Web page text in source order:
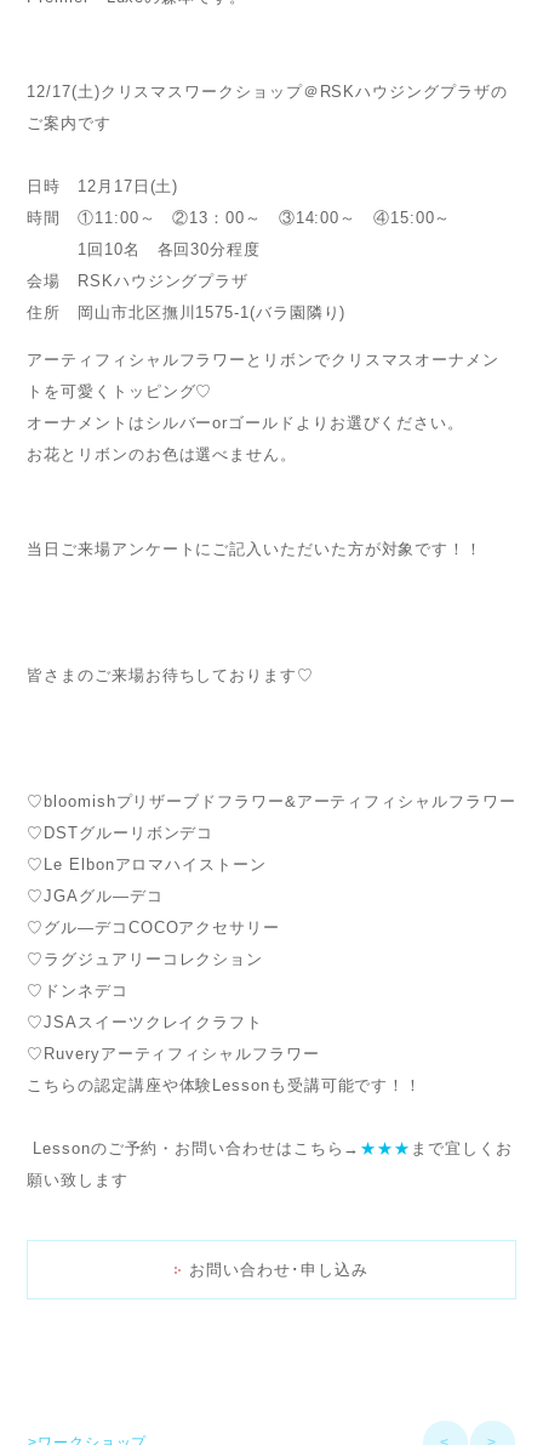
12/17(土)クリスマスワークショップ＠RSKハウジングプラザの
ご案内です
日時 12月17日(土)
時間 ①11:00～ ②13：00～ ③14:00～ ④15:00～
1回10名 各回30分程度
会場 RSKハウジングプラザ
住所 岡山市北区撫川1575-1(バラ園隣り)
アーティフィシャルフラワーとリボンでクリスマスオーナメン
トを可愛くトッピング♡
オーナメントはシルバーorゴールドよりお選びください。
お花とリボンのお色は選べません。
当日ご来場アンケートにご記入いただいた方が対象です！！
皆さまのご来場お待ちしております♡
♡bloomishプリザーブドフラワー&アーティフィシャルフラワー
♡DSTグルーリボンデコ
♡Le Elbonアロマハイストーン
♡JGAグル―デコ
♡グル―デコCOCOアクセサリー
♡ラグジュアリーコレクション
♡ドンネデコ
♡JSAスイーツクレイクラフト
♡Ruveryアーティフィシャルフラワー
こちらの認定講座や体験Lessonも受講可能です！！
Lessonのご予約・お問い合わせはこちら→ ★★★ まで宜しくお
願い致します
お問い合わせ･申し込み